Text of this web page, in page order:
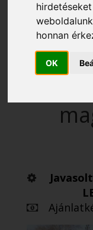
honnan
OK
sor